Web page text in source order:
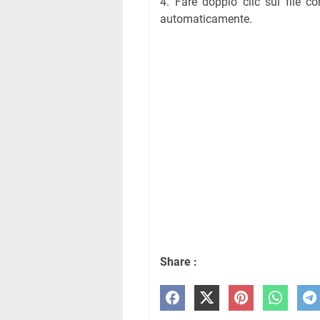
automaticamente.
Share :